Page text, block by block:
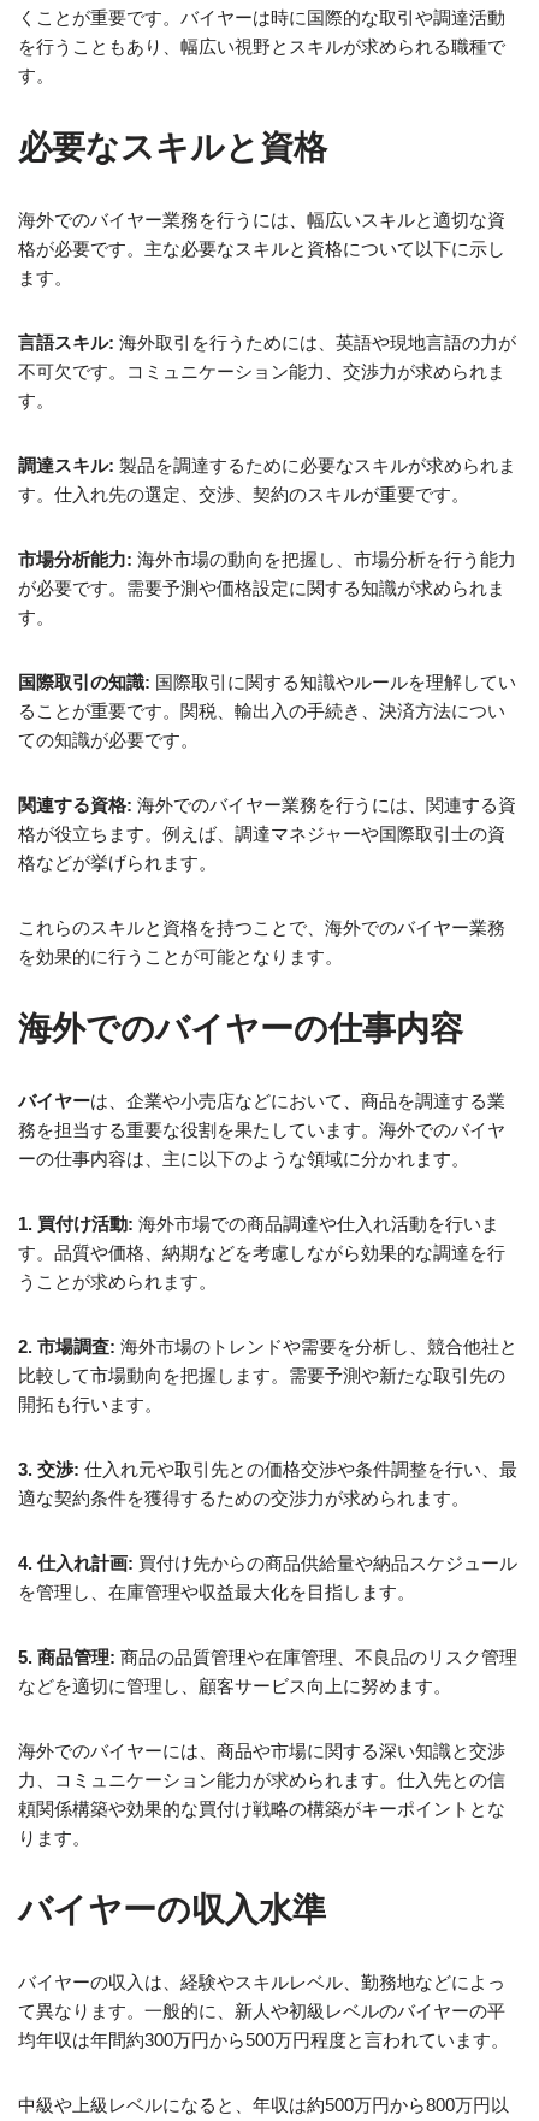
くことが重要です。バイヤーは時に国際的な取引や調達活動
を行うこともあり、幅広い視野とスキルが求められる職種で
す。
必要なスキルと資格
海外でのバイヤー業務を行うには、幅広いスキルと適切な資
格が必要です。主な必要なスキルと資格について以下に示し
ます。
言語スキル: 海外取引を行うためには、英語や現地言語の力が
不可欠です。コミュニケーション能力、交渉力が求められま
す。
調達スキル: 製品を調達するために必要なスキルが求められま
す。仕入れ先の選定、交渉、契約のスキルが重要です。
市場分析能力: 海外市場の動向を把握し、市場分析を行う能力
が必要です。需要予測や価格設定に関する知識が求められま
す。
国際取引の知識: 国際取引に関する知識やルールを理解してい
ることが重要です。関税、輸出入の手続き、決済方法につい
ての知識が必要です。
関連する資格: 海外でのバイヤー業務を行うには、関連する資
格が役立ちます。例えば、調達マネジャーや国際取引士の資
格などが挙げられます。
これらのスキルと資格を持つことで、海外でのバイヤー業務
を効果的に行うことが可能となります。
海外でのバイヤーの仕事内容
バイヤーは、企業や小売店などにおいて、商品を調達する業
務を担当する重要な役割を果たしています。海外でのバイヤ
ーの仕事内容は、主に以下のような領域に分かれます。
1. 買付け活動: 海外市場での商品調達や仕入れ活動を行いま
す。品質や価格、納期などを考慮しながら効果的な調達を行
うことが求められます。
2. 市場調査: 海外市場のトレンドや需要を分析し、競合他社と
比較して市場動向を把握します。需要予測や新たな取引先の
開拓も行います。
3. 交渉: 仕入れ元や取引先との価格交渉や条件調整を行い、最
適な契約条件を獲得するための交渉力が求められます。
4. 仕入れ計画: 買付け先からの商品供給量や納品スケジュール
を管理し、在庫管理や収益最大化を目指します。
5. 商品管理: 商品の品質管理や在庫管理、不良品のリスク管理
などを適切に管理し、顧客サービス向上に努めます。
海外でのバイヤーには、商品や市場に関する深い知識と交渉
力、コミュニケーション能力が求められます。仕入先との信
頼関係構築や効果的な買付け戦略の構築がキーポイントとな
ります。
バイヤーの収入水準
バイヤーの収入は、経験やスキルレベル、勤務地などによっ
て異なります。一般的に、新人や初級レベルのバイヤーの平
均年収は年間約300万円から500万円程度と言われています。
中級や上級レベルになると、年収は約500万円から800万円以